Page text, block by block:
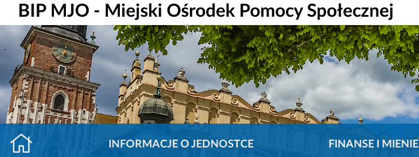
BIP MJO - Miejski Ośrodek Pomocy Społecznej
INFORMACJE O JEDNOSTCE FINANSE I MIENIE